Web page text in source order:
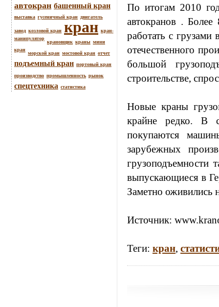
автокран башенный кран
выставка гусеничный кран двигатель
завод козловой кран кран кран-
манипулятор крановщик краны мини
кран морской кран мостовой кран отчет
подъемный кран портовый кран
производство промышленность рынок
спецтехника статистика
По итогам 2010
автокранов . Более
работать с
отечественного
большой
строительстве,
Новые краны
крайне редко. В
покупаются
зарубежных
грузоподъемности
выпускающиеся в
Заметно оживились
Источник:
Теги: кран,